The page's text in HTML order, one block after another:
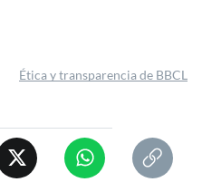
Ética y transparencia de BBCL